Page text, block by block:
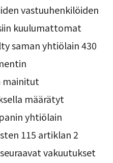
vastuuhenkilöiden
kuulumattomat
saman yhtiölain 430
mainitut
määrätyt
yhtiölain
115 artiklan 2
vakuutukset